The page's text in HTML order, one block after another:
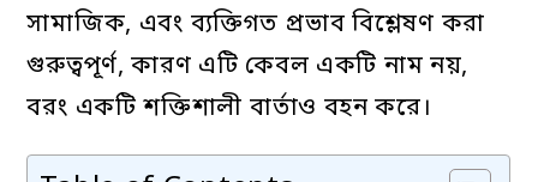
সামাজিক, এবং ব্যক্তিগত প্রভাব বিশ্লেষণ করা
গুরুত্বপূর্ণ, কারণ এটি কেবল একটি নাম নয়,
বরং একটি শক্তিশালী বার্তাও বহন করে।